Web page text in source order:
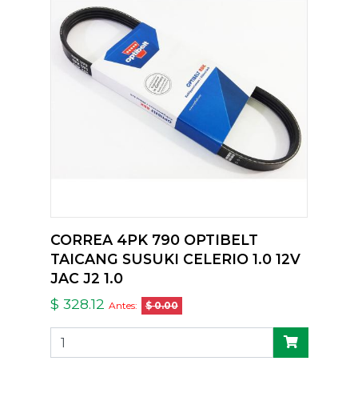
CORREA 4PK 790 OPTIBELT
TAICANG SUSUKI CELERIO 1.0 12V
JAC J2 1.0
$ 328.12 Antes: $ 0.00